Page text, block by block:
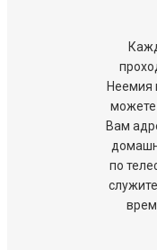
Неемия
Вам
по